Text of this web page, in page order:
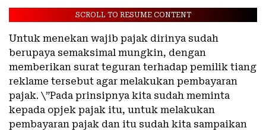
SCROLL TO RESUME CONTENT
Untuk menekan wajib pajak dirinya sudah
berupaya semaksimal mungkin, dengan
memberikan surat teguran terhadap pemilik tiang
reklame tersebut agar melakukan pembayaran
pajak. \”Pada prinsipnya kita sudah meminta
kepada opjek pajak itu, untuk melakukan
pembayaran pajak dan itu sudah kita sampaikan